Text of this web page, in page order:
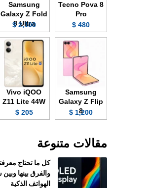
Tecno Pova 8
Pro
480 $
Samsung
Galaxy Z Fold
8 Ultra
2,100 $
Samsung
Galaxy Z Flip
8
1,200 $
Vivo iQOO
Z11 Lite 44W
205 $
مقالات متنوعة
الهواتف الذكية